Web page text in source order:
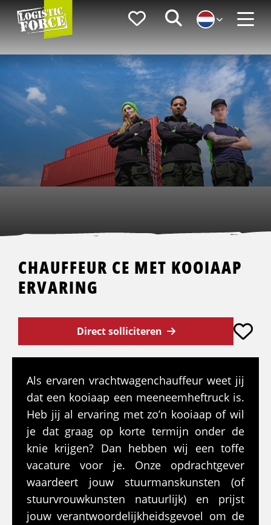
Logistic
Force
FavorietenZoeken
CHAUFFEUR CE MET KOOIAAP
ERVARING
Direct solliciteren
Als ervaren vrachtwagenchauffeur weet jij
dat een kooiaap een meeneemheftruck is.
Heb jij al ervaring met zo’n kooiaap of wil
je dat graag op korte termijn onder de
knie krijgen? Dan hebben wij een toffe
vacature voor je. Onze opdrachtgever
waardeert jouw stuurmanskunsten (of
stuurvrouwkunsten natuurlijk) en prijst
jouw verantwoordelijkheidsgevoel om de